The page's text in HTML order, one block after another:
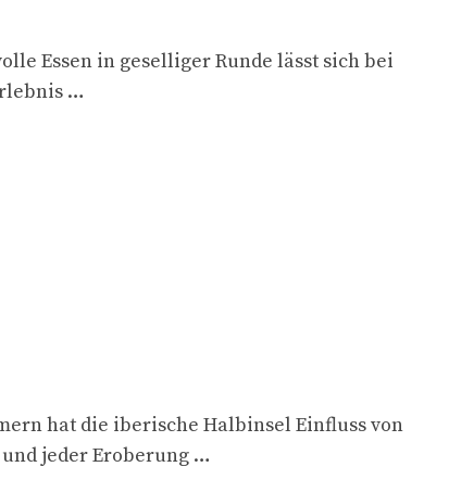
Essen in geselliger Runde lässt sich bei
…
hat die iberische Halbinsel Einfluss von
jeder Eroberung …